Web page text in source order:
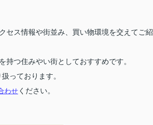
セス情報や街並み、買い物環境を交えてご紹
つ住みやい街としておすすめです。
っております。
わせ ください。